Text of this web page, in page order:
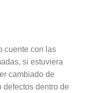
cuente con las
si estuviera
cambiado de
defectos dentro de